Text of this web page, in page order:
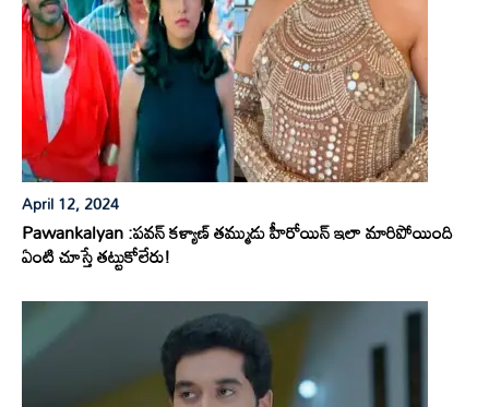
April 12, 2024
Pawankalyan :పవన్ కళ్యాణ్ తమ్ముడు హీరోయిన్ ఇలా మారిపోయింది
ఏంటి చూస్తే తట్టుకోలేరు!